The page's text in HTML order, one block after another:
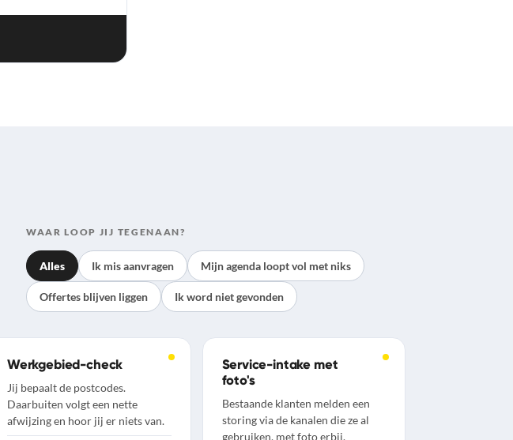
WAAR LOOP JIJ TEGENAAN?
Alles Ik mis aanvragen Mijn agenda loopt vol met niks
Offertes blijven liggen Ik word niet gevonden
Werkgebied-check
Jij bepaalt de postcodes.
Daarbuiten volgt een nette
afwijzing en hoor jij er niets van.
Service-intake met
foto's
Bestaande klanten melden een
storing via de kanalen die ze al
gebruiken, met foto erbij.